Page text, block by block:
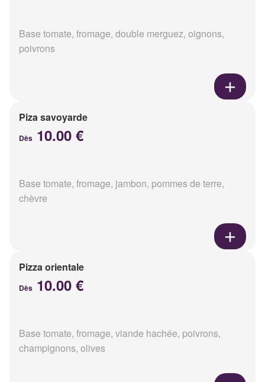
Base tomate, fromage, double merguez, oignons,
poivrons
Piza savoyarde
Dès 10.00 €
Base tomate, fromage, jambon, pommes de terre,
chèvre
Pizza orientale
Dès 10.00 €
Base tomate, fromage, viande hachée, poivrons,
champignons, olives